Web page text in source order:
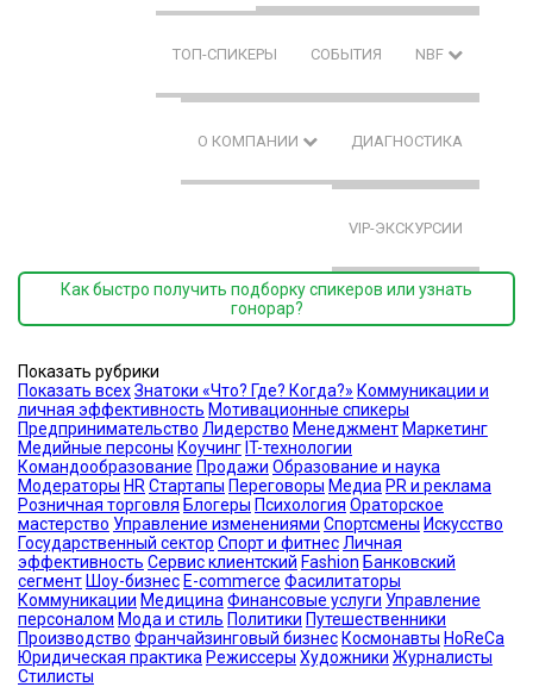
ТОП-СПИКЕРЫ СОБЫТИЯ NBF
О КОМПАНИИ ДИАГНОСТИКА
VIP-ЭКСКУРСИИ
Как быстро получить подборку спикеров или узнать
гонорар?
Показать рубрики
Показать всехЗнатоки «Что? Где? Когда?» Коммуникации и
личная эффективность Мотивационные спикеры
Предпринимательство Лидерство Менеджмент Маркетинг
Медийные персоны Коучинг IT-технологии
Командообразование Продажи Образование и наука
Модераторы HR Стартапы Переговоры Медиа PR и реклама
Розничная торговля Блогеры Психология Ораторское
мастерство Управление изменениями Спортсмены Искусство
Государственный сектор Спорт и фитнес Личная
эффективность Сервис клиентский Fashion Банковский
сегмент Шоу-бизнес E-commerce Фасилитаторы
Коммуникации Медицина Финансовые услуги Управление
персоналом Мода и стиль Политики Путешественники
Производство Франчайзинговый бизнес Космонавты HoReCa
Юридическая практика Режиссеры Художники Журналисты
Стилисты